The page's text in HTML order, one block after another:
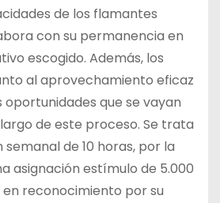
de los flamantes
con su permanencia en
escogido. Además, los
al aprovechamiento eficaz
oportunidades que se vayan
de este proceso. Se trata
de 10 horas, por la
asignación estímulo de 5.000
en reconocimiento por su